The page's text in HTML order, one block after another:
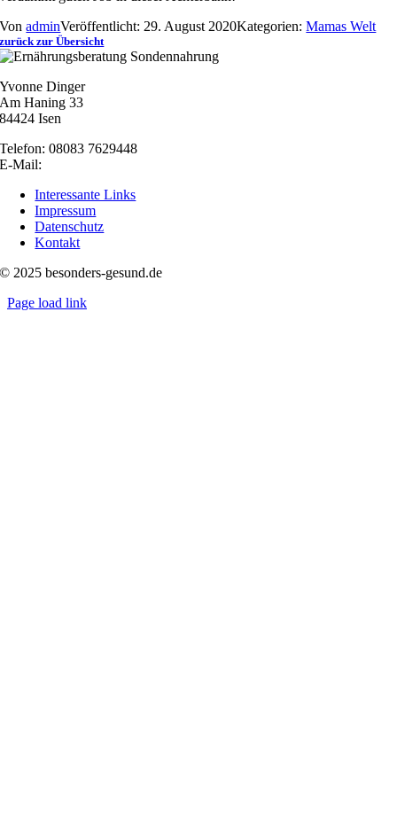
VonadminVeröffentlicht: 29. August 2020Kategorien:Mamas Welt
zurück zur Übersicht
Yvonne Dinger
Am Haning 33
84424 Isen
Telefon: 08083 7629448
E-Mail:
Interessante Links
Impressum
Datenschutz
Kontakt
© 2025 besonders-gesund.de
Page load link